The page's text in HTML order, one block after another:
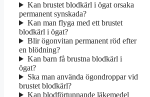
Kan brustet blodkärl i ögat orsaka
permanent synskada?
Kan man flyga med ett brustet
blodkärl i ögat?
Blir ögonvitan permanent röd efter
en blödning?
Kan barn få brustna blodkärl i
ögat?
Ska man använda ögondroppar vid
brustet blodkärl?
Kan blodförtunnande läkemedel